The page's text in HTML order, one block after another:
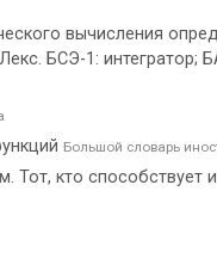
вычисления
БСЭ-1: интегратор;
Большой словарь
Тот, кто способствует